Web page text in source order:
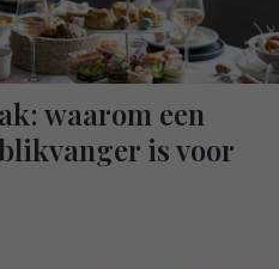
waarom een
is voor